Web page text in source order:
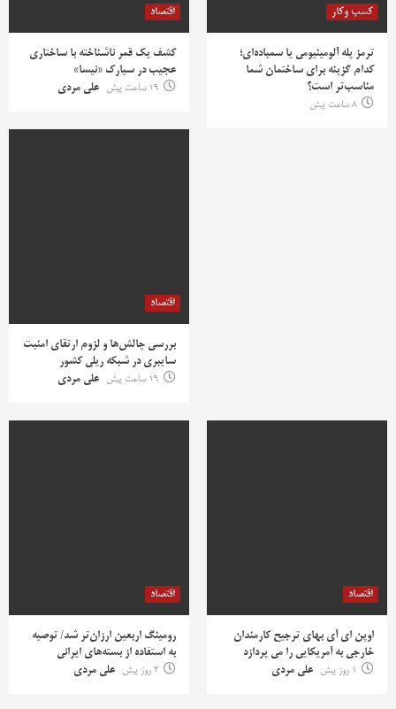
کسب وکار
ترمز پله آلومینیومی یا سمباده‌ای؛
کدام گزینه برای ساختمان شما
مناسب‌تر است؟
8 ساعت پیش
اقتصاد
کشف یک قمر ناشناخته با ساختاری
عجیب در سیارک «نیسا»
19 ساعت پیش
علی مردی
اقتصاد
بررسی چالش‌ها و لزوم ارتقای امنیت
سایبری در شبکه ریلی کشور
19 ساعت پیش
علی مردی
اقتصاد
اوپن ای آی بهای ترجیح کارمندان
خارجی به آمریکایی را می پردازد
1 روز پیش
علی مردی
اقتصاد
رومینگ اربعین ارزان‌تر شد/ توصیه
به استفاده از بسته‌های ایرانی
2 روز پیش
علی مردی